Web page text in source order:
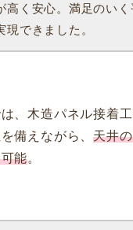
高く安心。満足のいく
できました。
、木造パネル接着
備えながら、天井
能。